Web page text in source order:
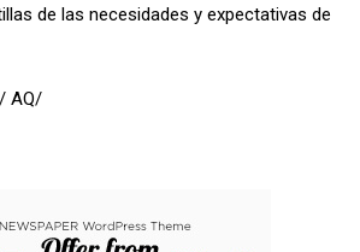
de las necesidades y expectativas de
AQ/